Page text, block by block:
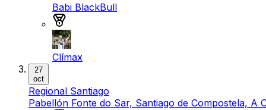
Babi BlackBull
Clímax
27
oct
Regional Santiago
Pabellón Fonte do Sar, Santiago de Compostela, A